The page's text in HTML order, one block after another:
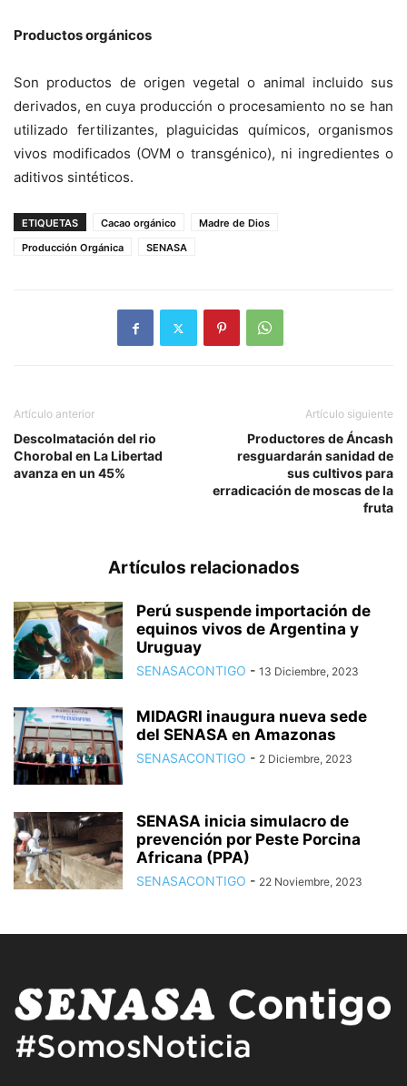
Productos orgánicos
Son productos de origen vegetal o animal incluido sus
derivados, en cuya producción o procesamiento no se han
utilizado fertilizantes, plaguicidas químicos, organismos
vivos modificados (OVM o transgénico), ni ingredientes o
aditivos sintéticos.
ETIQUETAS Cacao orgánico
Madre de Dios
Producción Orgánica
SENASA
Artículo anterior
Descolmatación del rio
Chorobal en La Libertad
avanza en un 45%
Artículo siguiente
Productores de Áncash
resguardarán sanidad de
sus cultivos para
erradicación de moscas de la
fruta
Artículos relacionados
Perú suspende importación de
equinos vivos de Argentina y
Uruguay
SENASACONTIGO - 13 Diciembre, 2023
MIDAGRI inaugura nueva sede
del SENASA en Amazonas
SENASACONTIGO - 2 Diciembre, 2023
SENASA inicia simulacro de
prevención por Peste Porcina
Africana (PPA)
SENASACONTIGO - 22 Noviembre, 2023